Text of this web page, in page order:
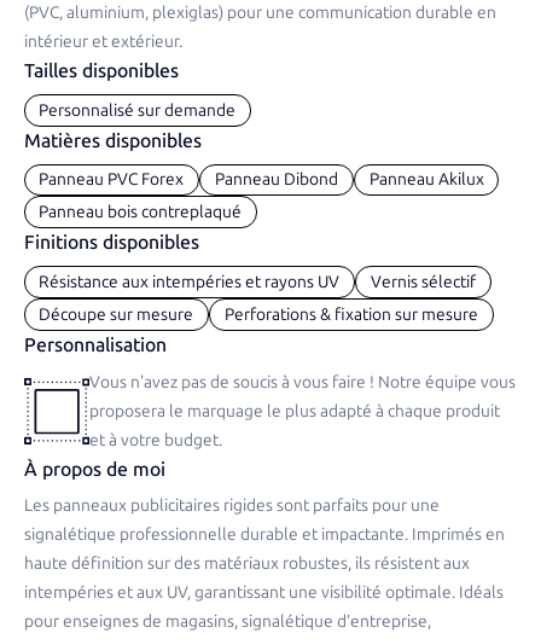
(PVC, aluminium, plexiglas) pour une communication durable en
intérieur et extérieur.
Tailles disponibles
Personnalisé sur demande
Matières disponibles
Panneau PVC Forex Panneau Dibond
Panneau Akilux
Panneau bois contreplaqué
Finitions disponibles
Résistance aux intempéries et rayons UV
Vernis sélectif
Découpe sur mesure
Perforations & fixation sur mesure
Personnalisation
Vous n'avez pas de soucis à vous faire ! Notre équipe vous
proposera le marquage le plus adapté à chaque produit
et à votre budget.
À propos de moi
Les panneaux publicitaires rigides sont parfaits pour une
signalétique professionnelle durable et impactante. Imprimés en
haute définition sur des matériaux robustes, ils résistent aux
intempéries et aux UV, garantissant une visibilité optimale. Idéals
pour enseignes de magasins, signalétique d’entreprise,